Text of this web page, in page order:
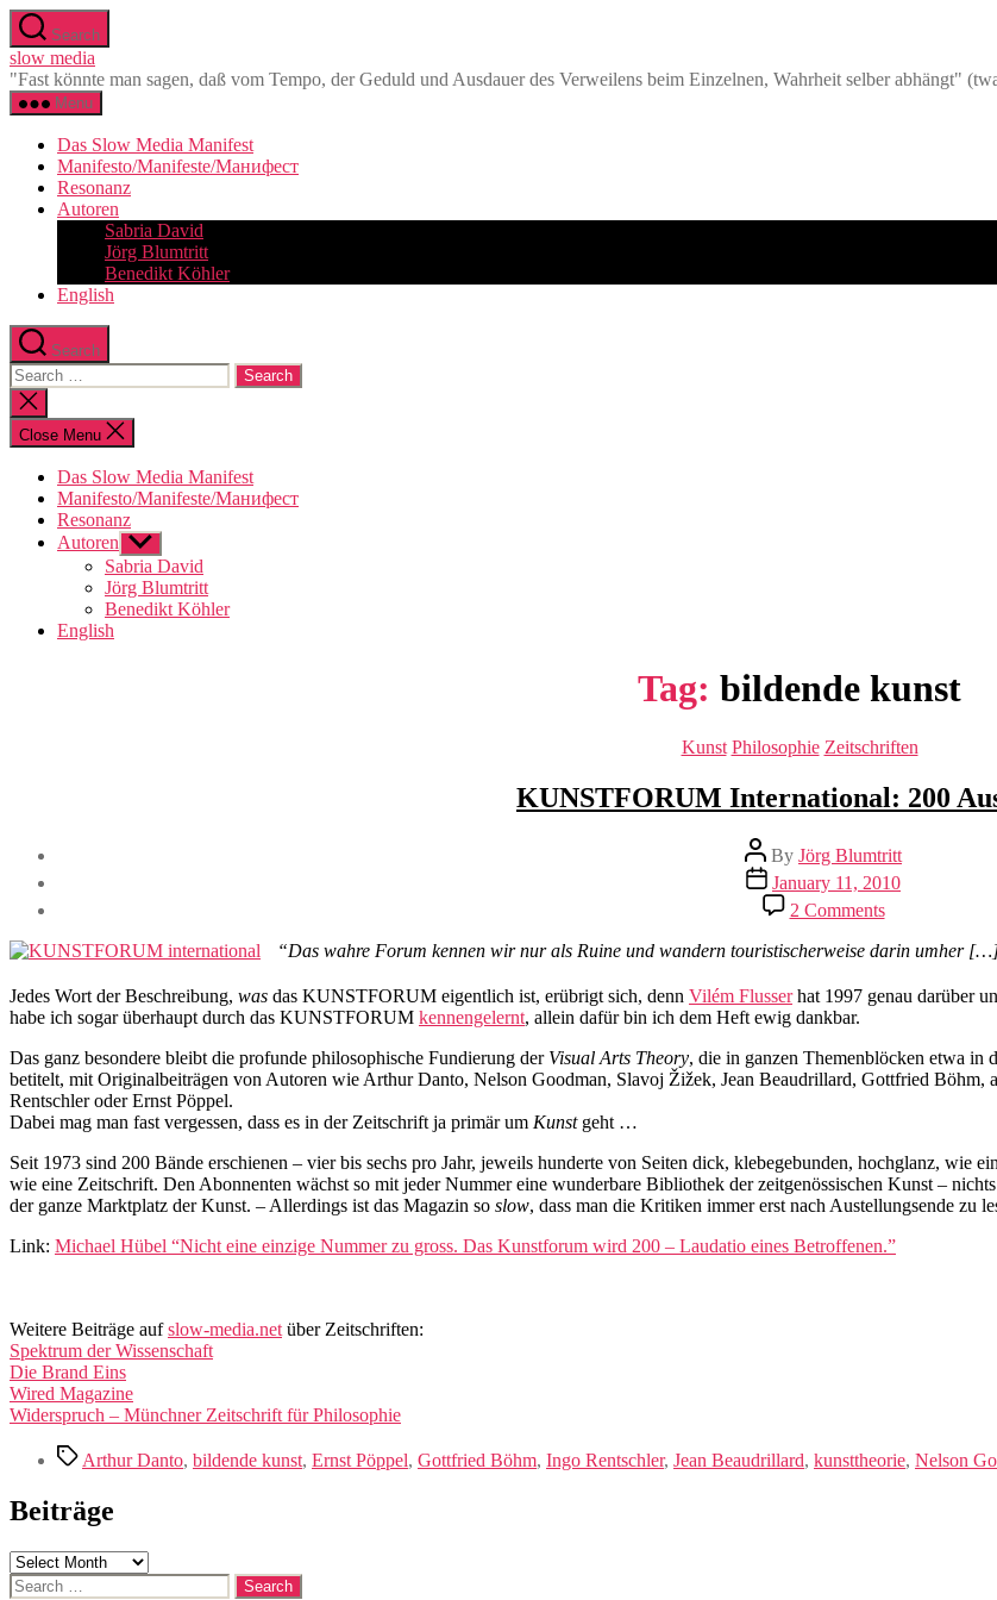
Skip
to
the
content
Search
slow media
"Fast könnte man sagen, daß vom Tempo, der Geduld und Ausdauer des Verweilens beim Einzelnen, Wahrheit selber abhängt"
Menu
Das Slow Media Manifest
Manifesto/Manifeste/Манифест
Resonanz
Autoren
Sabria David
Jörg Blumtritt
Benedikt Köhler
English
Search
Search
for:
Close
search
Close Menu
Das Slow Media Manifest
Manifesto/Manifeste/Манифест
Resonanz
Autoren Show
sub
menu
Sabria David
Jörg Blumtritt
Benedikt Köhler
English
Tag: bildende kunst
Categories
Kunst Philosophie Zeitschriften
KUNSTFORUM International: 200
Post
author
By Jörg Blumtritt
Post
date
January 11, 2010
2 Commentson
International:
Ausgaben.
“Das wahre Forum kennen wir nur als Ruine und wandern touristischerweise darin umher
Jedes Wort der Beschreibung, was das KUNSTFORUM eigentlich ist, erübrigt sich, denn Vilém Flusserhat 1997 genau darüber
habe ich sogar überhaupt durch das KUNSTFORUM kennengelernt, allein dafür bin ich dem Heft ewig dankbar.
Das ganz besondere bleibt die profunde philosophische Fundierung der Visual Arts Theory, die in ganzen Themenblöcken etwa in
betitelt, mit Originalbeiträgen von Autoren wie Arthur Danto, Nelson Goodman, Slavoj Žižek, Jean Beaudrillard, Gottfried
Rentschler oder Ernst Pöppel.
Dabei mag man fast vergessen, dass es in der Zeitschrift ja primär um Kunstgeht …
Seit 1973 sind 200 Bände erschienen – vier bis sechs pro Jahr, jeweils hunderte von Seiten dick, klebegebunden, hochglanz,
wie eine Zeitschrift. Den Abonnenten wächst so mit jeder Nummer eine wunderbare Bibliothek der zeitgenössischen Kunst –
der ganze Marktplatz der Kunst. – Allerdings ist das Magazin so slow, dass man die Kritiken immer erst nach Austellungsende zu
Link: Michael Hübel “Nicht eine einzige Nummer zu gross. Das Kunstforum wird 200 – Laudatio eines Betroffenen.”
Weitere Beiträge aufslow-media.net über Zeitschriften:
Spektrum der Wissenschaft
Die Brand Eins
Wired Magazine
Widerspruch – Münchner Zeitschrift für Philosophie
TagsArthur Danto, bildende kunst, Ernst Pöppel, Gottfried Böhm, Ingo Rentschler, Jean Beaudrillard, kunsttheorie, Nelson
Beiträge
Beiträge
Search